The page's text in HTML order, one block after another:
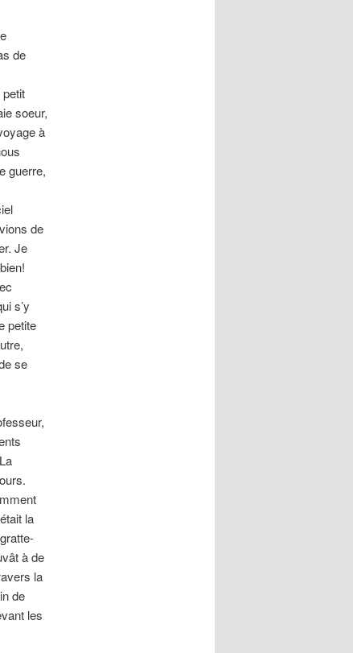
de
soeur,
à
guerre,
de
Je
s’y
petite
se
la
à de
la
de
les